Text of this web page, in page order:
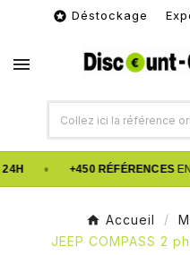
 Déstockage

• +450 RÉFÉRENCESEN
Accueil
JEEP COMPASS 2